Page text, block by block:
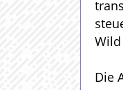
Die